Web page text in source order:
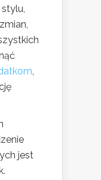
,
jest